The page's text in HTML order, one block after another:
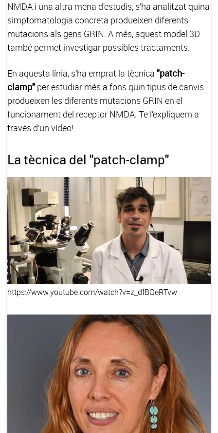
NMDA i una altra mena d’estudis, s’ha analitzat quina
simptomatologia concreta produeixen diferents
mutacions als gens GRIN. A més, aquest model 3D
també permet investigar possibles tractaments.
En aquesta línia, s’ha emprat la tècnica "patch-
clamp" per estudiar més a fons quin tipus de canvis
produeixen les diferents mutacions GRIN en el
funcionament del receptor NMDA. Te l’expliquem a
través d’un vídeo!
La tècnica del "patch-clamp"
https://www.youtube.com/watch?v=z_dfBQeRTvw